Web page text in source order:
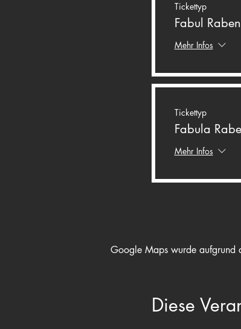
Tickettyp
Fabul
Mehr Infos
Tickettyp
Fabula
Mehr Infos
Google Maps wurde aufgrund
Diese